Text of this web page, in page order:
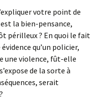
votre point de
la bien-pensance,
périlleux ? En quoi le fait
qu’un policier,
une violence, fût-elle
de la sorte à
serait